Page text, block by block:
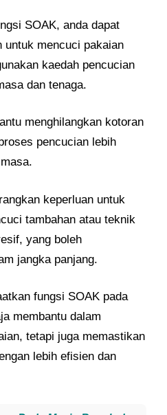
SOAK, anda dapat
untuk mencuci pakaian
kaedah pencucian
dan tenaga.
menghilangkan kotoran
pencucian lebih
keperluan untuk
tambahan atau teknik
yang boleh
jangka panjang.
fungsi SOAK pada
membantu dalam
tetapi juga memastikan
lebih efisien dan